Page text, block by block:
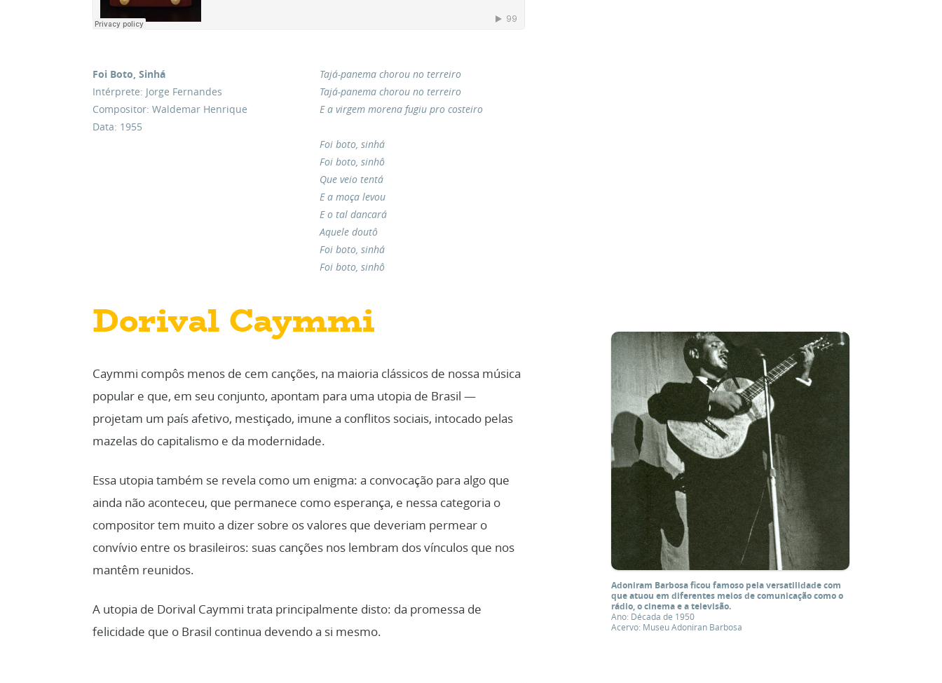
Foi Boto, Sinhá
Intérprete: Jorge Fernandes
Compositor: Waldemar Henrique
Data: 1955
Tajá-panema chorou no terreiro
Tajá-panema chorou no terreiro
E a virgem morena fugiu pro costeiro
Foi boto, sinhá
Foi boto, sinhô
Que veio tentá
E a moça levou
E o tal dancará
Aquele doutô
Foi boto, sinhá
Foi boto, sinhô
Dorival Caymmi
Caymmi compôs menos de cem canções, na maioria clássicos de nossa música
popular e que, em seu conjunto, apontam para uma utopia de Brasil —
projetam um país afetivo, mestiçado, imune a conflitos sociais, intocado pelas
mazelas do capitalismo e da modernidade.
Essa utopia também se revela como um enigma: a convocação para algo que
ainda não aconteceu, que permanece como esperança, e nessa categoria o
compositor tem muito a dizer sobre os valores que deveriam permear o
convívio entre os brasileiros: suas canções nos lembram dos vínculos que nos
mantêm reunidos.
A utopia de Dorival Caymmi trata principalmente disto: da promessa de
felicidade que o Brasil continua devendo a si mesmo.
Adoniram Barbosa ficou famoso pela versatilidade com
que atuou em diferentes meios de comunicação como o
rádio, o cinema e a televisão.
Ano: Década de 1950
Acervo: Museu Adoniran Barbosa